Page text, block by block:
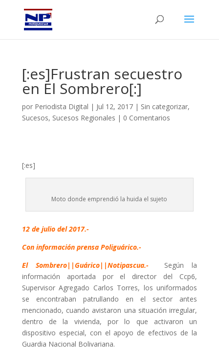
[:es]Frustran secuestro
en El Sombrero[:]
por Periodista Digital | Jul 12, 2017| Sin categorizar,
Sucesos, Sucesos Regionales | 0 Comentarios
[:es]
Moto donde emprendió la huida el sujeto
12 de julio del 2017.-
Con información prensa Poliguárico.-
El Sombrero||Guárico||Notipascua.-
Según la
información aportada por el director del Ccp6,
Supervisor Agregado Carlos Torres, los uniformados
se encontraban patrullando en el sector antes
mencionado, cuando avistaron una situación irregular,
dentro de la vivienda, por lo que activaron un
dispositivo especial, con el apoyo de efectivos de la
Guardia Nacional Bolivariana.